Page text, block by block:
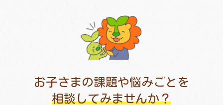
お子さまの課題や悩みごとを
相談してみませんか？